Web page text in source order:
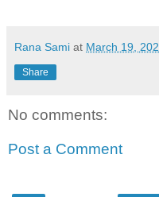
Rana Sami at March 19,
Share
No comments:
Post a Comment